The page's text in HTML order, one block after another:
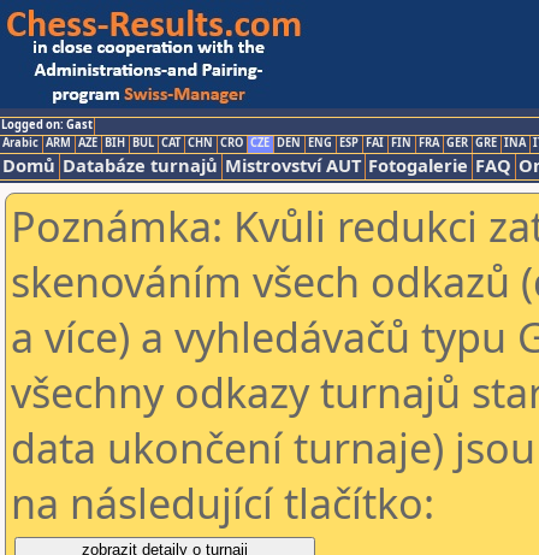
Logged on: Gast
Arabic ARM AZE BIH BUL CAT CHN CRO CZE DEN ENG ESP FAI FIN FRA GER GRE INA
Domů Databáze turnajů Mistrovství AUT Fotogalerie FAQ
Poznámka: Kvůli redukci
skenováním všech odkazů
a více) a vyhledávačů typu
všechny odkazy turnajů
data ukončení turnaje)
na následující tlačítko: